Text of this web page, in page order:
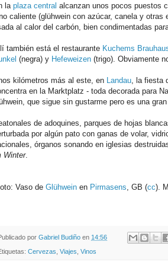
la plaza central alcanzan unos pocos puestos
caliente (glühwein con azúcar, canela y
al calor del carbón, bien condimentadas
también está el restaurante Kuchems
(negra) y Hefeweizen (trigo). Obviamente
kilómetros más al este, en Landau , la
en la Marktplatz - toda decorada para
que sigue sin gustarme pero es una
de adoquines, parques de hojas
por algún pato con ganas de volar,
órganos sonando en iglesias
Winter.
Vaso de Glühwein en Pirmasens , GB (cc).
por Gabriel Budiño en 14:56
Cervezas Viajes Vinos